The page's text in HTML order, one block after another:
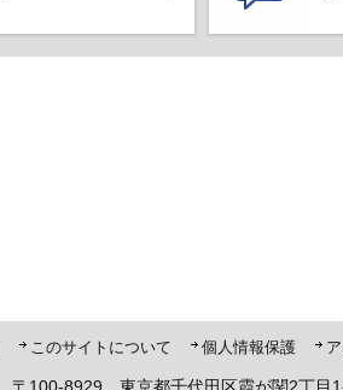
このサイトについて 個人情報保護
〒100-8929 東京都千代田区霞が関2丁目